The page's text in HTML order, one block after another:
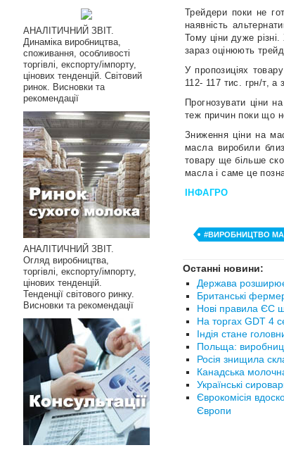
Трейдери поки не
наявність
Тому ціни дуже
зараз оцінюють
У пропозиціях
112- 117 тис. грн/т, а
Прогнозувати ціни
теж причин поки що
Зниження ціни на
масла виробили
товару ще більше
масла і саме це
ІНФАГРО
#ВИРОБНИЦТВО
Останні новини:
Держава
Британські
Нові правила ЄС
На торгах GDT 4
Індія стане
Польща:
Росія знищила
Канадська
Українські
Єврокомісія
Європи
АНАЛІТИЧНИЙ ЗВІТ.
Динаміка виробництва,
споживання, особливості
торгівлі, експорту/імпорту,
цінових тенденцій. Світовий
ринок. Висновки та
рекомендації
АНАЛІТИЧНИЙ ЗВІТ.
Огляд виробництва,
торгівлі, експорту/імпорту,
цінових тенденцій.
Тенденції світового ринку.
Висновки та рекомендації